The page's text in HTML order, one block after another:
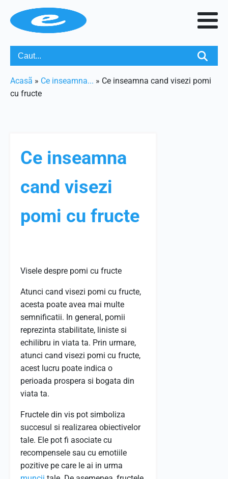
Acasã » Ce inseamna... » Ce inseamna cand visezi pomi
cu fructe
Ce inseamna
cand visezi
pomi cu fructe
Visele despre pomi cu fructe
Atunci cand visezi pomi cu fructe,
acesta poate avea mai multe
semnificatii. In general, pomii
reprezinta stabilitate, liniste si
echilibru in viata ta. Prin urmare,
atunci cand visezi pomi cu fructe,
acest lucru poate indica o
perioada prospera si bogata din
viata ta.
Fructele din vis pot simboliza
succesul si realizarea obiectivelor
tale. Ele pot fi asociate cu
recompensele sau cu emotiile
pozitive pe care le ai in urma